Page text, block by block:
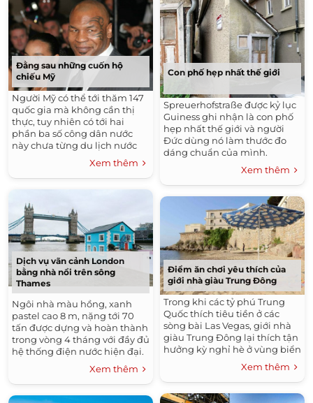
Đằng sau những cuốn hộ
chiếu Mỹ
Người Mỹ có thể tới thăm 147
quốc gia mà không cần thị
thực, tuy nhiên có tới hai
phần ba số công dân nước
này chưa từng du lịch nước
Xem thêm
Dịch vụ vãn cảnh London
bằng nhà nổi trên sông
Thames
Ngôi nhà màu hồng, xanh
pastel cao 8 m, nặng tới 70
tấn được dựng và hoàn thành
trong vòng 4 tháng với đầy đủ
hệ thống điện nước hiện đại.
Xem thêm
Con phố hẹp nhất thế giới
Spreuerhofstraße được kỷ lục
Guiness ghi nhận là con phố
hẹp nhất thế giới và người
Đức dùng nó làm thước đo
dáng chuẩn của mình.
Xem thêm
Điểm ăn chơi yêu thích của
giới nhà giàu Trung Đông
Trong khi các tỷ phú Trung
Quốc thích tiêu tiền ở các
sòng bài Las Vegas, giới nhà
giàu Trung Đông lại thích tận
hưởng kỳ nghỉ hè ở vùng biển
Xem thêm